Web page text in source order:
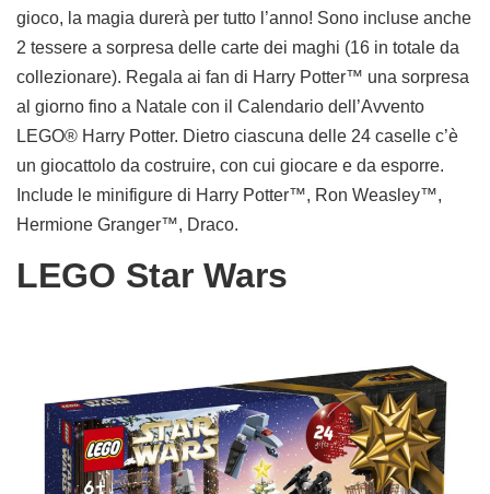
gioco, la magia durerà per tutto l’anno! Sono incluse anche
2 tessere a sorpresa delle carte dei maghi (16 in totale da
collezionare). Regala ai fan di Harry Potter™ una sorpresa
al giorno fino a Natale con il Calendario dell’Avvento
LEGO® Harry Potter. Dietro ciascuna delle 24 caselle c’è
un giocattolo da costruire, con cui giocare e da esporre.
Include le minifigure di Harry Potter™, Ron Weasley™,
Hermione Granger™, Draco.
LEGO Star Wars